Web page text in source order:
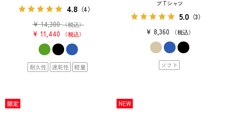
4.8 （4）
¥ 14,300 （税込）
¥ 11,440 税込
耐久性 速乾性 軽量
ブ Tシャツ
5.0 （3）
¥ 8,360 税込
ソフト
限定 NEW